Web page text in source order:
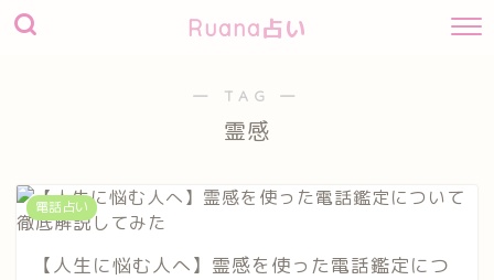
Ruana占い
― TAG ―
霊感
電話占い
【人生に悩む人へ】霊感を使った電話鑑定につ